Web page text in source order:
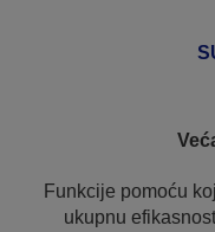
Funkcije pomoću
ukupnu